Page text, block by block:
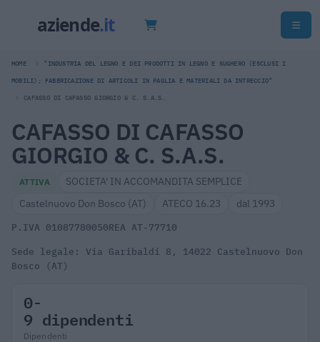
HOME "INDUSTRIA DEL LEGNO E DEI PRODOTTI IN LEGNO E SUGHERO (ESCLUSI I
MOBILI); FABBRICAZIONE DI ARTICOLI IN PAGLIA E MATERIALI DA INTRECCIO"
CAFASSO DI CAFASSO GIORGIO & C. S.A.S.
CAFASSO DI CAFASSO
GIORGIO & C. S.A.S.
ATTIVA
SOCIETA' IN ACCOMANDITA SEMPLICE
Castelnuovo Don Bosco (AT)
ATECO 16.23 dal 1993
P.IVA 01087780050REA AT-77710
Sede legale: Via Garibaldi 8, 14022 Castelnuovo Don
Bosco (AT)
0-
9 dipendenti
Dipendenti